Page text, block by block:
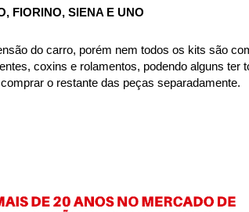
FIORINO, SIENA E UNO
do carro, porém nem todos os kits são
coxins e rolamentos, podendo alguns ter
o restante das peças separadamente.